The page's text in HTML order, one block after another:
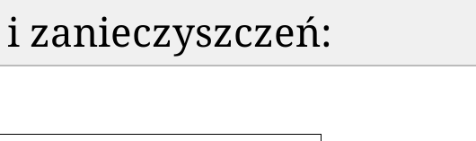
zanieczyszczeń: